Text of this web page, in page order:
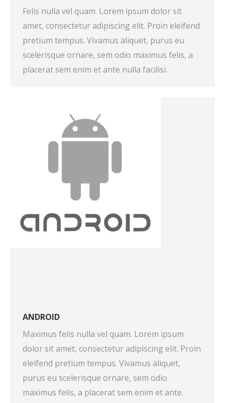
Felis nulla vel quam. Lorem ipsum dolor sit
amet, consectetur adipiscing elit. Proin eleifend
pretium tempus. Vivamus aliquet, purus eu
scelerisque ornare, sem odio maximus felis, a
placerat sem enim et ante nulla facilisi.
ANDROID
Maximus felis nulla vel quam. Lorem ipsum
dolor sit amet, consectetur adipiscing elit. Proin
eleifend pretium tempus. Vivamus aliquet,
purus eu scelerisque ornare, sem odio
maximus felis, a placerat sem enim et ante.